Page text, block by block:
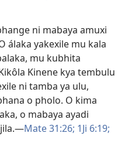
ni mabaya amuxi
álaka yakexile mu kala
mu kubhita
Kinene kya tembulu
ni tamba ya ulu,
o pholo. O kima
o mabaya ayadi
Mate 31:26; 1Ji 6:19;